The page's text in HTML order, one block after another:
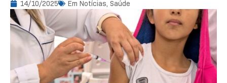
14/10/2025
Em Notícias, Saúde